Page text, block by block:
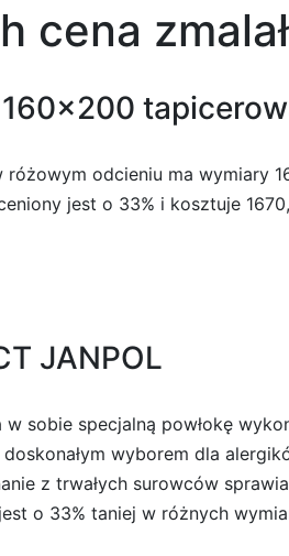
cena
odcieniu ma wymiary
jest o 33% i kosztuje
JANPOL
sobie specjalną powłokę
wyborem dla
z trwałych surowców
o 33% taniej w różnych